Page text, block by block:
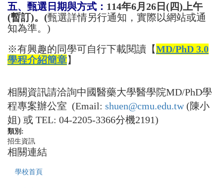
五、甄選日期與方式： 114年6月26日(四)上午
(暫訂)。(甄選詳情另行通知，實際以網站或通
知為準。)
※有興趣的同學可自行下載閱讀【MD/PhD 3.0
學程介紹簡章】
相關資訊請洽詢中國醫藥大學醫學院MD/PhD學
程專案辦公室 (Email: shuen@cmu.edu.tw(陳小
姐) 或 TEL: 04-2205-3366分機2191)
類別:
招生資訊
相關連結
學校首頁